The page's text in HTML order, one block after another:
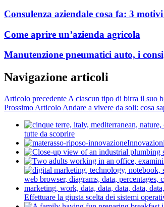
Consulenza aziendale cosa fa: 3
Come aprire un’azienda agricola
Manutenzione pneumatici auto, i
Navigazione articoli
Articolo precedente A ciascun tipo di birra il suo
Prossimo Articolo Andare a vivere da soli: cosa
tutte da scoprire
Effettuare la giusta scelta dei sistemi